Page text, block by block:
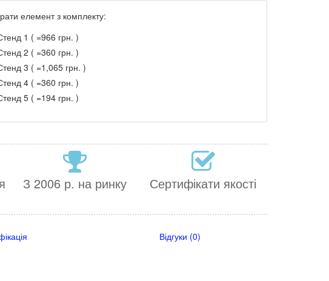
елемент з комплекту:
1 ( =966 грн. )
2 ( =360 грн. )
3 ( =1,065 грн. )
4 ( =360 грн. )
5 ( =194 грн. )
З 2006 р. на ринку Сертифікати якості
Відгуки (0)